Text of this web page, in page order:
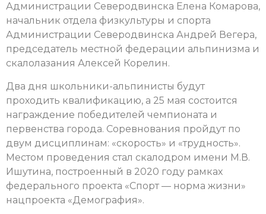
Администрации Северодвинска Елена Комарова,
начальник отдела физкультуры и спорта
Администрации Северодвинска Андрей Вегера,
председатель местной федерации альпинизма и
скалолазания Алексей Корелин.
Два дня школьники-альпинисты будут
проходить квалификацию, а 25 мая состоится
награждение победителей чемпионата и
первенства города. Соревнования пройдут по
двум дисциплинам: «скорость» и «трудность».
Местом проведения стал скалодром имени М.В.
Ишутина, построенный в 2020 году рамках
федерального проекта «Спорт — норма жизни»
нацпроекта «Демография».